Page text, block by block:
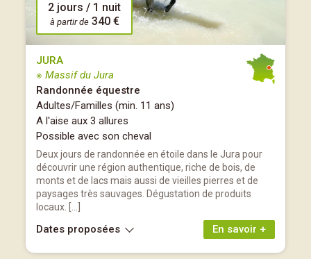
2 jours / 1 nuit
à partir de 340 €
JURA
※ Massif du Jura
Randonnée équestre
Adultes/Familles (min. 11 ans)
A l'aise aux 3 allures
Possible avec son cheval
Deux jours de randonnée en étoile dans le Jura pour
découvrir une région authentique, riche de bois, de
monts et de lacs mais aussi de vieilles pierres et de
paysages très sauvages. Dégustation de produits
locaux. […]
En savoir +
Dates proposées